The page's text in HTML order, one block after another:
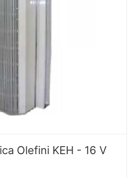
Olefini KEH - 16 V